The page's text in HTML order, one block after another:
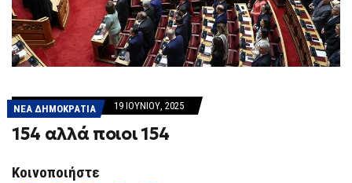
ΝΕΑ ΔΗΜΟΚΡΑΤΙΑ 19 ΙΟΥΝΊΟΥ, 2025
154 αλλά ποιοι 154
Κοινοποιήστε